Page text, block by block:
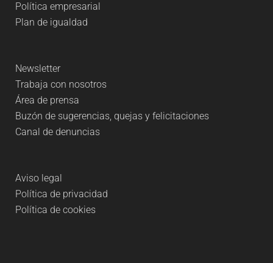
Política empresarial
Plan de igualdad
Newsletter
Trabaja con nosotros
Área de prensa
Buzón de sugerencias, quejas y felicitaciones
Canal de denuncias
Aviso legal
Política de privacidad
Política de cookies